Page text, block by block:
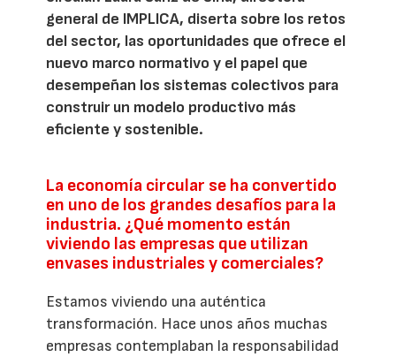
general de IMPLICA, diserta sobre los retos
del sector, las oportunidades que ofrece el
nuevo marco normativo y el papel que
desempeñan los sistemas colectivos para
construir un modelo productivo más
eficiente y sostenible.
La economía circular se ha convertido
en uno de los grandes desafíos para la
industria. ¿Qué momento están
viviendo las empresas que utilizan
envases industriales y comerciales?
Estamos viviendo una auténtica
transformación. Hace unos años muchas
empresas contemplaban la responsabilidad